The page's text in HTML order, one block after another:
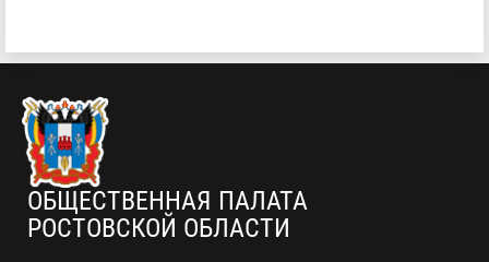
ОБЩЕСТВЕННАЯ ПАЛАТА
РОСТОВСКОЙ ОБЛАСТИ